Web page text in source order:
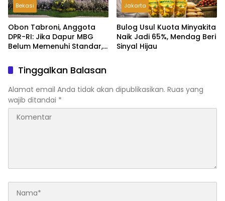
Bekasi
Obon Tabroni, Anggota
DPR-RI: Jika Dapur MBG
Belum Memenuhi Standar,
Ditutup
Jakarta
Bulog Usul Kuota Minyakita
Naik Jadi 65%, Mendag Beri
Sinyal Hijau
Tinggalkan Balasan
Alamat email Anda tidak akan dipublikasikan. Ruas yang
wajib ditandai *